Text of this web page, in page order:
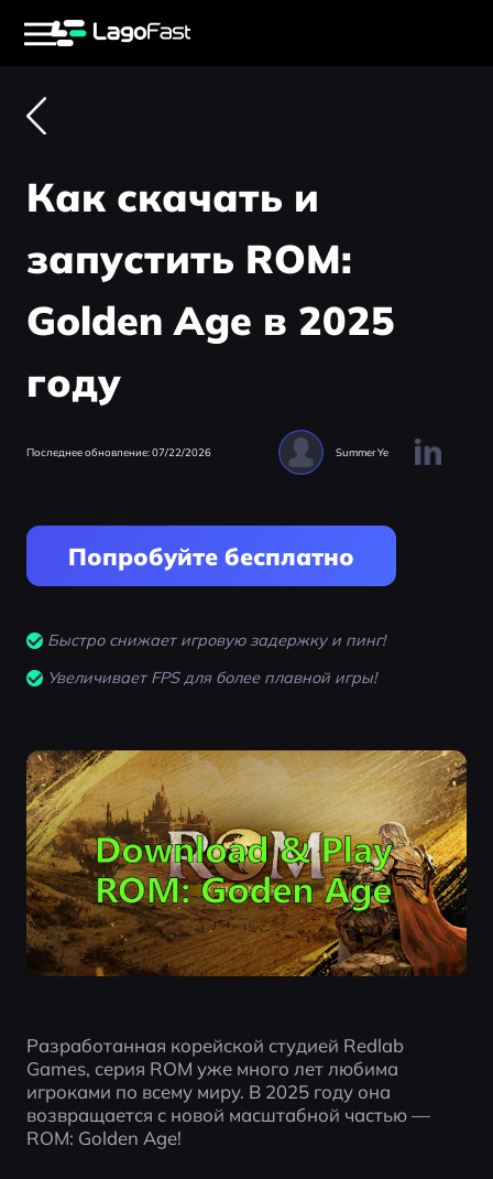
Как скачать и
запустить ROM:
Golden Age в 2025
году
Последнее обновление: 07/22/2026 Summer Ye
Попробуйте бесплатно
Быстро снижает игровую задержку и пинг!
Увеличивает FPS для более плавной игры!
Разработанная корейской студией Redlab
Games, серия ROM уже много лет любима
игроками по всему миру. В 2025 году она
возвращается с новой масштабной частью —
ROM: Golden Age!